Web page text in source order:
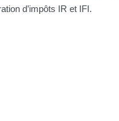
d’impôts IR et IFI.